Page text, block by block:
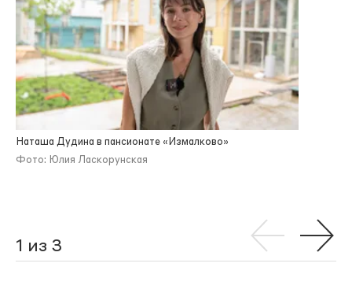
Наташа Дудина в пансионате «Измалково»
Фото: Юлия Ласкорунская
1 из 3